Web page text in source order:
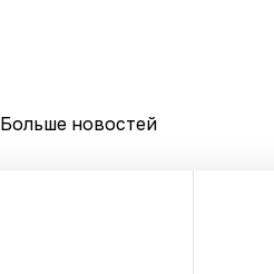
Больше новостей